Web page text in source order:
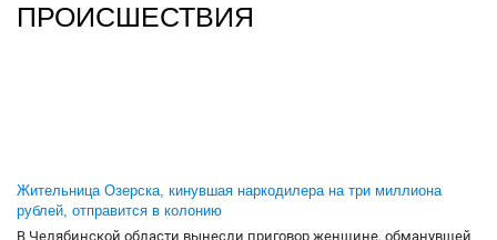
ПРОИСШЕСТВИЯ
Жительница Озерска, кинувшая наркодилера на три миллиона
рублей, отправится в колонию
В Челябинской области вынесли приговор женщине, обманувшей